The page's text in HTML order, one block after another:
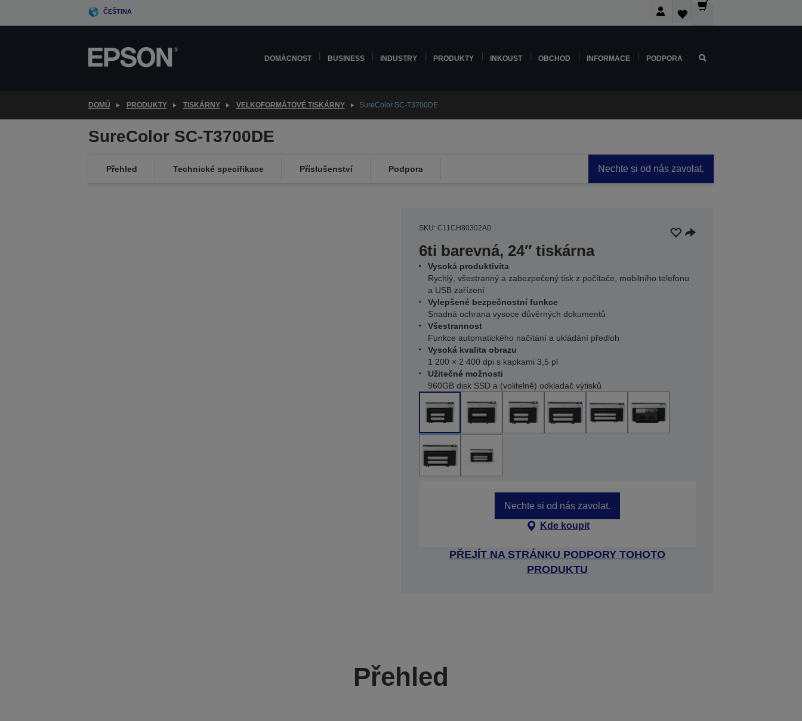
ČEŠTINA
DOMÁCNOST BUSINESS INDUSTRY PRODUKTY INKOUST OBCHOD INFORMACE PODPORA
DOMŮ PRODUKTY TISKÁRNY VELKOFORMÁTOVÉ TISKÁRNY SureColor SC-T3700DE
SureColor SC-T3700DE
Přehled Technické specifikace Příslušenství Podpora Nechte si od nás zavolat.
SKU: C11CH80302A0
6ti barevná, 24″ tiskárna
Vysoká produktivita
Rychlý, všestranný a zabezpečený tisk z počítače, mobilního telefonu
a USB zařízení
Vylepšené bezpečnostní funkce
Snadná ochrana vysoce důvěrných dokumentů
Všestrannost
Funkce automatického načítání a ukládání předloh
Vysoká kvalita obrazu
1 200 × 2 400 dpi s kapkami 3,5 pl
Užitečné možnosti
960GB disk SSD a (volitelně) odkladač výtisků
Nechte si od nás zavolat.
Kde koupit
PŘEJÍT NA STRÁNKU PODPORY TOHOTO
PRODUKTU
Přehled